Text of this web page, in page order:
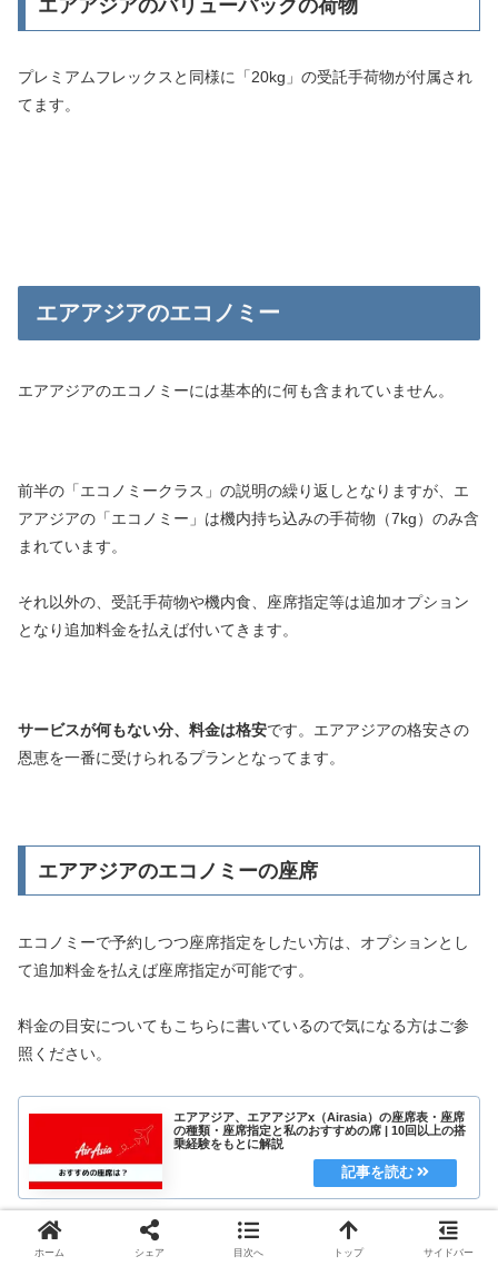
エアアジアのバリューパックの荷物
プレミアムフレックスと同様に「20kg」の受託手荷物が付属され
てます。
エアアジアのエコノミー
エアアジアのエコノミーには基本的に何も含まれていません。
前半の「エコノミークラス」の説明の繰り返しとなりますが、エ
アアジアの「エコノミー」は機内持ち込みの手荷物（7kg）のみ含
まれています。
それ以外の、受託手荷物や機内食、座席指定等は追加オプション
となり追加料金を払えば付いてきます。
サービスが何もない分、料金は格安です。エアアジアの格安さの
恩恵を一番に受けられるプランとなってます。
エアアジアのエコノミーの座席
エコノミーで予約しつつ座席指定をしたい方は、オプションとし
て追加料金を払えば座席指定が可能です。
料金の目安についてもこちらに書いているので気になる方はご参
照ください。
エアアジア、エアアジアx（Airasia）の座席表・座席
の種類・座席指定と私のおすすめの席 | 10回以上の搭
乗経験をもとに解説
ホーム シェア 目次へ トップ サイドバー